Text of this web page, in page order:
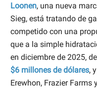
Loonen, una nueva
Sieg, está tratando de
competido con una
que a la simple
en diciembre de 2025,
$6 millones de dólares,
Erewhon, Frazier Farms